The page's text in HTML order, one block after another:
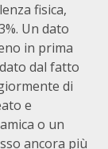
fisica,
Un dato
in prima
dal fatto
di
e
o un
ancora più